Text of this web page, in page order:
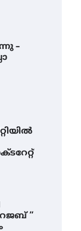
–
”